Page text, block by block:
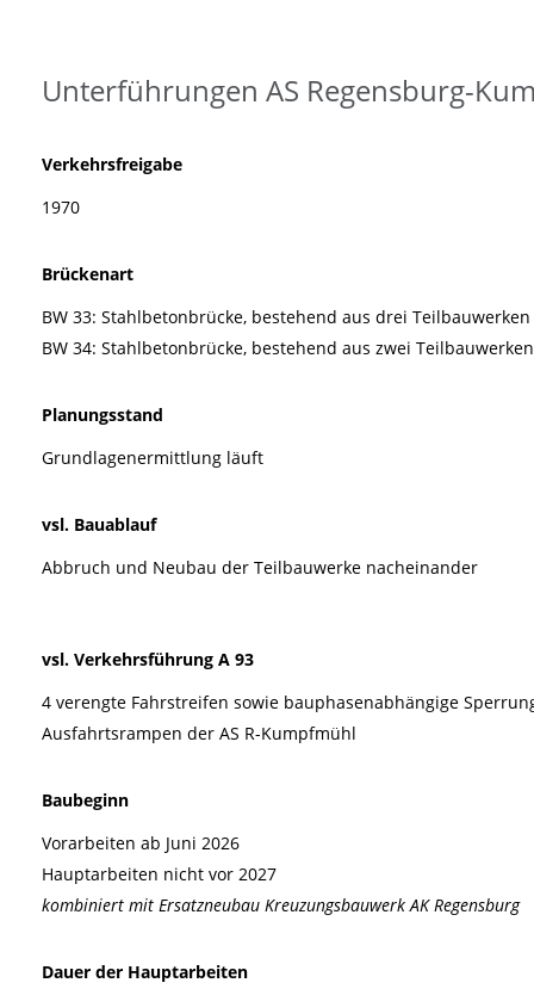
Unterführungen AS Regensburg-
Verkehrsfreigabe
1970
Brückenart
BW 33: Stahlbetonbrücke, bestehend aus drei Teilbauwerken
BW 34: Stahlbetonbrücke, bestehend aus zwei Teilbauwerken
Planungsstand
Grundlagenermittlung läuft
vsl. Bauablauf
Abbruch und Neubau der Teilbauwerke nacheinander
vsl. Verkehrsführung A 93
4 verengte Fahrstreifen sowie bauphasenabhängige
Ausfahrtsrampen der AS R-Kumpfmühl
Baubeginn
Vorarbeiten ab Juni 2026
Hauptarbeiten nicht vor 2027
kombiniert mit Ersatzneubau Kreuzungsbauwerk AK Regensburg
Dauer der Hauptarbeiten